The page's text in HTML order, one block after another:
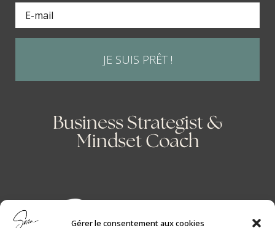
Gérer le consentement aux cookies
JE SUIS PRÊT !
Business Strategist &
Mindset Coach